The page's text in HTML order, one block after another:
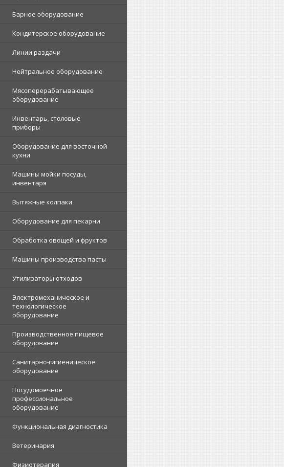
Барное оборудование
Кондитерское оборудование
Линии раздачи
Нейтральное оборудование
Мясоперерабатывающее
оборудование
Инвентарь, столовые
приборы
Оборудование для восточной
кухни
Машины мойки посуды,
инвентаря
Вытяжные колпаки
Оборудование для пекарни
Обработка овощей и фруктов
Машины производства пасты
Утилизаторы отходов
Электромеханическое и
технологическое
оборудование
Производственное пищевое
оборудование
Санитарно-гигиеническое
оборудование
Посудомоечное
профессиональное
оборудование
Функциональная диагностика
Ветеринария
Физиотерапия